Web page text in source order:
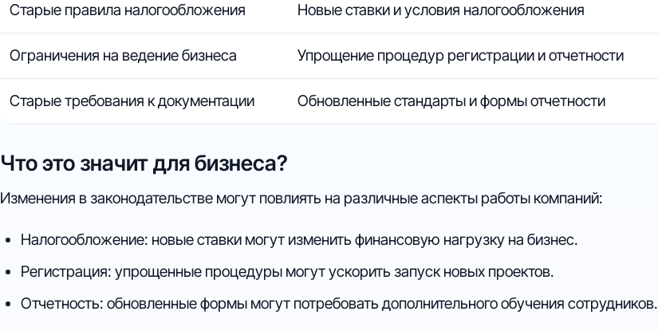
Старые правила налогообложения Новые ставки и условия налогообложения
Ограничения на ведение бизнеса Упрощение процедур регистрации и отчетности
Старые требования к документации Обновленные стандарты и формы отчетности
Что это значит для бизнеса?
Изменения в законодательстве могут повлиять на различные аспекты работы компаний:
Налогообложение: новые ставки могут изменить финансовую нагрузку на бизнес.
Регистрация: упрощенные процедуры могут ускорить запуск новых проектов.
Отчетность: обновленные формы могут потребовать дополнительного обучения сотрудников.